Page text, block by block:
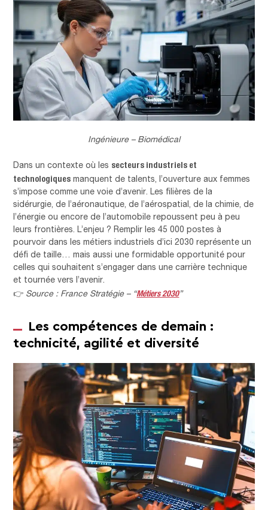
Ingénieure – Biomédical
Dans un contexte où les secteurs industriels et
technologiques manquent de talents, l’ouverture aux femmes
s’impose comme une voie d’avenir. Les filières de la
sidérurgie, de l’aéronautique, de l’aérospatial, de la chimie, de
l’énergie ou encore de l’automobile repoussent peu à peu
leurs frontières. L’enjeu ? Remplir les 45 000 postes à
pourvoir dans les métiers industriels d’ici 2030 représente un
défi de taille… mais aussi une formidable opportunité pour
celles qui souhaitent s’engager dans une carrière technique
et tournée vers l’avenir.
👉 Source : France Stratégie – “Métiers 2030”
Les compétences de demain :
technicité, agilité et diversité